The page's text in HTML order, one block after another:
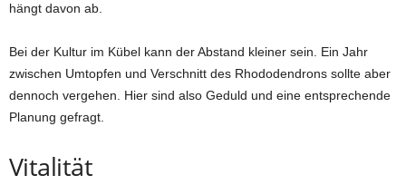
hängt davon ab.
Bei der Kultur im Kübel kann der Abstand kleiner sein. Ein Jahr
zwischen Umtopfen und Verschnitt des Rhododendrons sollte aber
dennoch vergehen. Hier sind also Geduld und eine entsprechende
Planung gefragt.
Vitalität